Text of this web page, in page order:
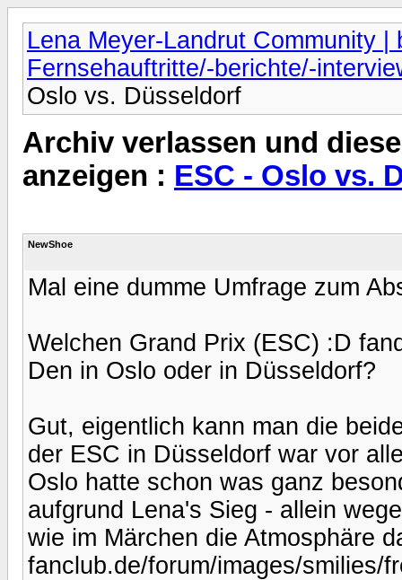
Lena Meyer-Landrut Community |
Fernsehauftritte/-berichte/-
Oslo vs. Düsseldorf
Archiv verlassen und
anzeigen : ESC - Oslo vs.
NewShoe
Mal eine dumme Umfrage zum
Welchen Grand Prix (ESC) :D
Den in Oslo oder in Düsseldorf?
Gut, eigentlich kann man die
der ESC in Düsseldorf war vor
Oslo hatte schon was ganz
aufgrund Lena's Sieg - allein
wie im Märchen die Atmosphäre
fanclub.de/forum/images/smilies/